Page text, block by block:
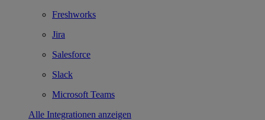
Freshworks
Jira
Salesforce
Slack
Microsoft Teams
Alle Integrationen anzeigen